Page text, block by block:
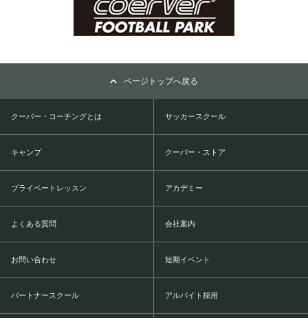
ページトップへ戻る
クーバー・コーチングとは サッカースクール
キャンプ クーバー・ストア
プライベートレッスン アカデミー
よくある質問 会社案内
お問い合わせ 短期イベント
パートナースクール アルバイト採用